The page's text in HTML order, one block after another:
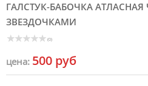
ГАЛСТУК-БАБОЧКА АТЛАСНАЯ
ЗВЕЗДОЧКАМИ
(0)
цена: 500 руб